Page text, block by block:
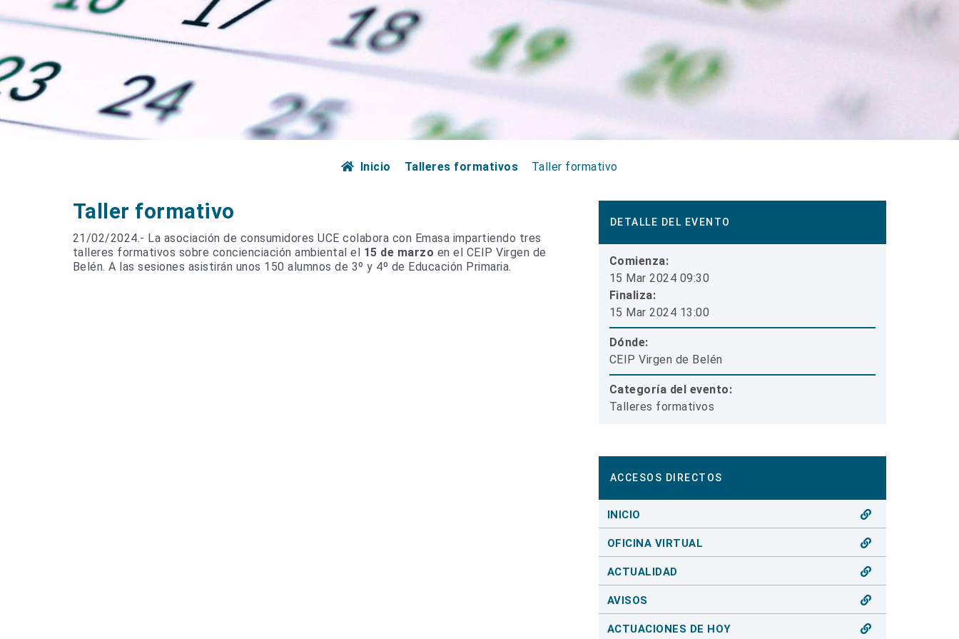
Inicio Talleres formativos Taller formativo
Taller formativo
21/02/2024.- La asociación de consumidores UCE colabora con Emasa impartiendo tres
talleres formativos sobre concienciación ambiental el 15 de marzo en el CEIP Virgen de
Belén. A las sesiones asistirán unos 150 alumnos de 3º y 4º de Educación Primaria.
DETALLE DEL EVENTO
Comienza:
15 Mar 2024 09:30
Finaliza:
15 Mar 2024 13:00
Dónde:
CEIP Virgen de Belén
Categoría del evento:
Talleres formativos
ACCESOS DIRECTOS
INICIO
OFICINA VIRTUAL
ACTUALIDAD
AVISOS
ACTUACIONES DE HOY